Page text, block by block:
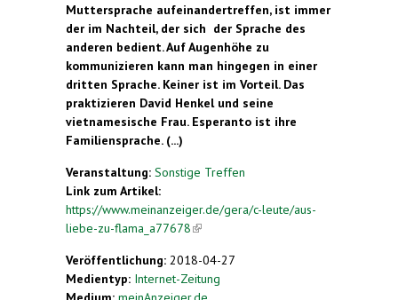
Muttersprache aufeinandertreffen, ist immer
der im Nachteil, der sich der Sprache des
anderen bedient. Auf Augenhöhe zu
kommunizieren kann man hingegen in einer
dritten Sprache. Keiner ist im Vorteil. Das
praktizieren David Henkel und seine
vietnamesische Frau. Esperanto ist ihre
Familiensprache. (...)
Veranstaltung: Sonstige Treffen
Link zum Artikel:
https://www.meinanzeiger.de/gera/c-leute/aus-
liebe-zu-flama_a77678(link is external)
Veröffentlichung: 2018-04-27
Medientyp: Internet-Zeitung